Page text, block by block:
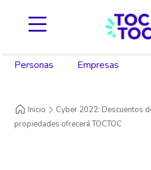
Personas Empresas
Inicio
Cyber 2022: Descuentos
propiedades ofrecerá TOCTOC